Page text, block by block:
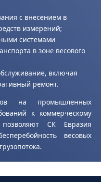
с внесением в
измерений;
системами
в зоне весового
включая
ремонт.
на промышленных
к коммерческому
СК Евразия
весовых